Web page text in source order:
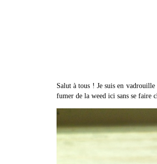
Salut à tous ! Je suis en vadrouille
fumer de la weed ici sans se faire